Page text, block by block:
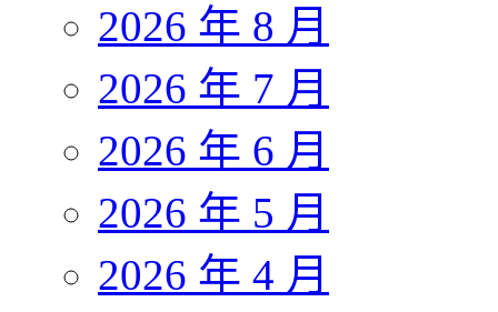
2026 年 8 月
2026 年 7 月
2026 年 6 月
2026 年 5 月
2026 年 4 月